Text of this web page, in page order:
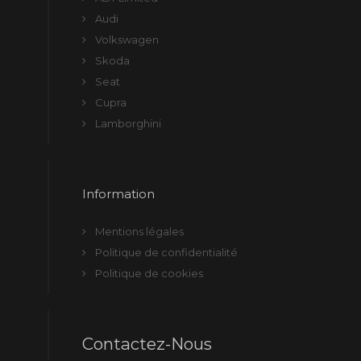
Audi
Volkswagen
Skoda
Seat
Cupra
Lamborghini
Information
Mentions légales
Politique de confidentialité
Politique de cookies
Contactez-Nous